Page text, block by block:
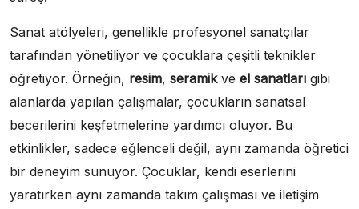
Sanat atölyeleri, genellikle profesyonel sanatçılar
tarafından yönetiliyor ve çocuklara çeşitli teknikler
öğretiyor. Örneğin, resim, seramikve el sanatları gibi
alanlarda yapılan çalışmalar, çocukların sanatsal
becerilerini keşfetmelerine yardımcı oluyor. Bu
etkinlikler, sadece eğlenceli değil, aynı zamanda öğretici
bir deneyim sunuyor. Çocuklar, kendi eserlerini
yaratırken aynı zamanda takım çalışması ve iletişim